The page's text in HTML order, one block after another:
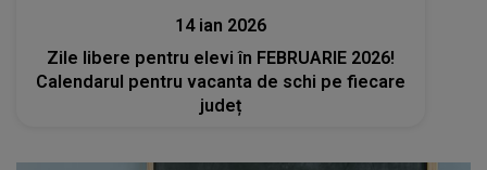
14 ian 2026
Zile libere pentru elevi în FEBRUARIE 2026!
Calendarul pentru vacanta de schi pe fiecare
județ